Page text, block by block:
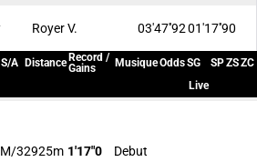
Royer V. 03'47''9201'17''90
S/A Distance Record /
Gains
MusiqueOddsSG SPZSZC
Live
M/32925m 1'17"0 Debut